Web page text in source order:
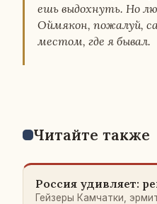
ешь вы­дох­нуть. Но
Ой­мя­кон, по­жа­луй,
местом, где я бывал.
Чи­тай­те также
Россия удив­ля­ет:
Гей­зе­ры Кам­чат­ки,